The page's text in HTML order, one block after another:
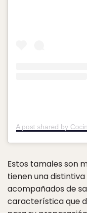
A post shared by
Estos tamales son
tienen una
acompañados de
característica que